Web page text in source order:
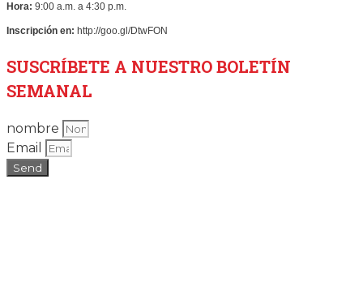
Hora: 9:00 a.m. a 4:30 p.m.
Inscripción en: http://goo.gl/DtwFON
SUSCRÍBETE A NUESTRO BOLETÍN
SEMANAL
nombre
Email
Send